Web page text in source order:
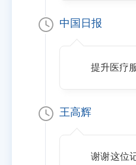
中国日报
提升医疗
王高辉
谢谢这位